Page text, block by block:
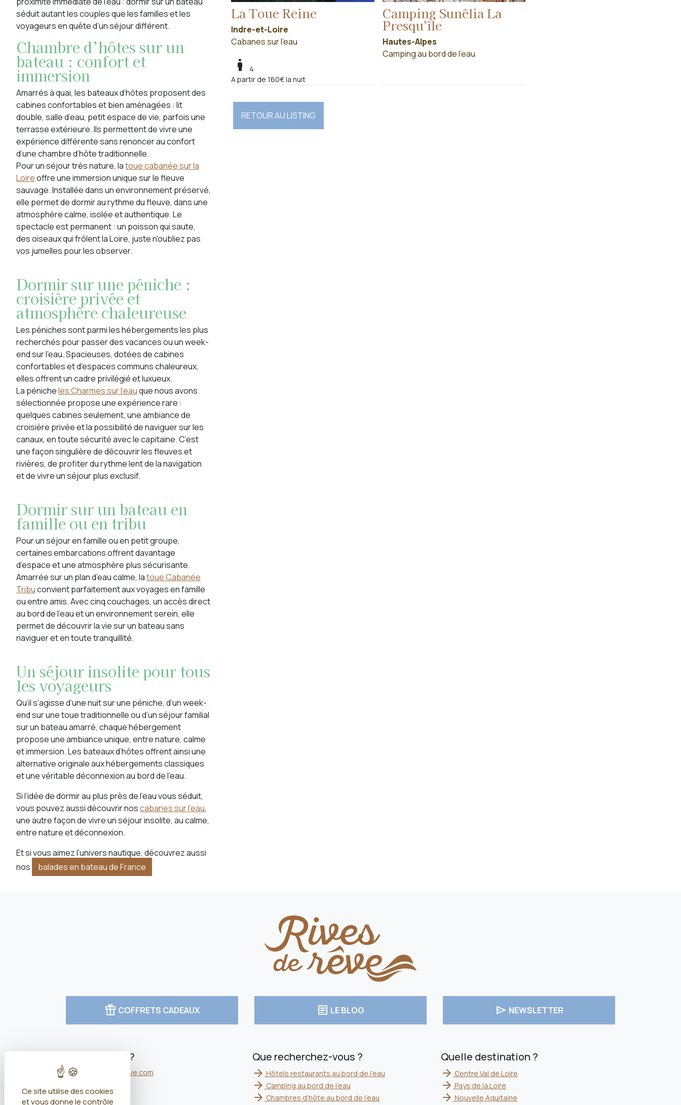
séduit autant les couples que les familles et les
voyageurs en quête d’un séjour différent.
Chambre d’hôtes sur un
bateau : confort et
immersion
Amarrés à quai, les bateaux d’hôtes proposent des
cabines confortables et bien aménagées : lit
double, salle d’eau, petit espace de vie, parfois une
terrasse extérieure. Ils permettent de vivre une
expérience différente sans renoncer au confort
d’une chambre d’hôte traditionnelle.
Pour un séjour très nature, latoue cabanée sur la
Loireoffre une immersion unique sur le fleuve
sauvage. Installée dans un environnement préservé,
elle permet de dormir au rythme du fleuve, dans une
atmosphère calme, isolée et authentique. Le
spectacle est permanent : un poisson qui saute,
des oiseaux qui frôlent la Loire, juste n'oubliez pas
vos jumelles pour les observer.
Dormir sur une péniche :
croisière privée et
atmosphère chaleureuse
Les péniches sont parmi les hébergements les plus
recherchés pour passer des vacances ou un week-
end sur l’eau. Spacieuses, dotées de cabines
confortables et d'espaces communs chaleureux,
elles offrent un cadre privilégié et luxueux.
La pénicheles Charmes sur l'eauque nous avons
sélectionnée propose une expérience rare :
quelques cabines seulement, une ambiance de
croisière privée et la possibilité de naviguer sur les
canaux, en toute sécurité avec le capitaine. C’est
une façon singulière de découvrir les fleuves et
rivières, de profiter du rythme lent de la navigation
et de vivre un séjour plus exclusif.
Dormir sur un bateau en
famille ou en tribu
Pour un séjour en famille ou en petit groupe,
certaines embarcations offrent davantage
d’espace et une atmosphère plus sécurisante.
Amarrée sur un plan d’eau calme, latoue Cabanée
Tribuconvient parfaitement aux voyages en famille
ou entre amis. Avec cinq couchages, un accès direct
au bord de l’eau et un environnement serein, elle
permet de découvrir la vie sur un bateau sans
naviguer et en toute tranquillité.
Un séjour insolite pour tous
les voyageurs
Qu’il s’agisse d’une nuit sur une péniche, d’un week-
end sur une toue traditionnelle ou d’un séjour familial
sur un bateau amarré, chaque hébergement
propose une ambiance unique, entre nature, calme
et immersion. Les bateaux d’hôtes offrent ainsi une
alternative originale aux hébergements classiques
et une véritable déconnexion au bord de l’eau.
Si l’idée de dormir au plus près de l’eau vous séduit,
vous pouvez aussi découvrir noscabanes sur l’eau,
une autre façon de vivre un séjour insolite, au calme,
entre nature et déconnexion.
Et si vous aimez l’univers nautique, découvrez aussi
nos
balades en bateau de France
La Toue Reine
Indre-et-Loire
Cabanes sur l'eau
boy
4
A partir de 160€ la nuit
Camping Sunêlia La
Presqu'île
Hautes-Alpes
Camping au bord de l'eau
RETOUR AU LISTING
featured_seasonal_and_gifts COFFRETS CADEAUX article LE BLOG send NEWSLETTER
Besoin d'aide ?
contact@rivesdereve.com
En savoir plus
Que recherchez-vous ?
arrow_forward Hôtels restaurants au bord de l'eau
arrow_forward Camping au bord de l'eau
arrow_forward Chambres d'hôte au bord de l'eau
Quelle destination ?
arrow_forward Centre Val de Loire
arrow_forward Pays de la Loire
arrow_forward Nouvelle Aquitaine
Ce site utilise des cookies
et vous donne le contrôle